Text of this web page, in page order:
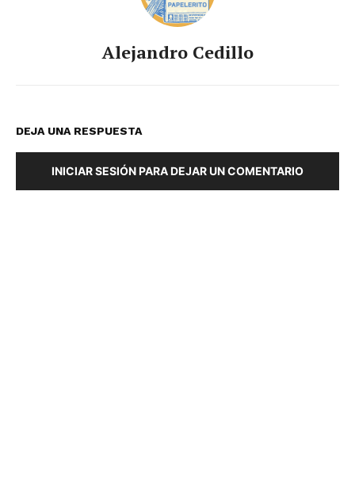
Alejandro Cedillo
DEJA UNA RESPUESTA
INICIAR SESIÓN PARA DEJAR UN COMENTARIO